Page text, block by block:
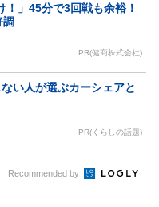
！」45分で3回戦も余裕！
調
PR(健商株式会社)
い人が選ぶカーシェアと
PR(くらしの話題)
Recommended by